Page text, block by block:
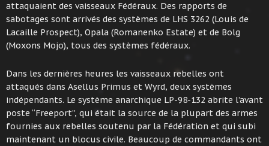
attaquaient des vaisseaux Fédéraux. Des rapports de
sabotages sont arrivés des systèmes de LHS 3262 (Louis de
Lacaille Prospect), Opala (Romanenko Estate) et de Bolg
(Moxons Mojo), tous des systèmes fédéraux.
Dans les dernières heures les vaisseaux rebelles ont
attaqués dans Asellus Primus et Wyrd, deux systèmes
indépendants. Le système anarchique LP-98-132 abrite l’avant
poste “Freeport”, qui était la source de la plupart des armes
fournies aux rebelles soutenu par la Fédération et qui subi
maintenant un blocus civile. Beaucoup de commandants ont